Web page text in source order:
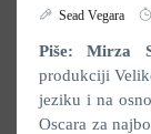
Sead Vegara
Piše: Mirza
produkciji
jeziku i na
Oscara za